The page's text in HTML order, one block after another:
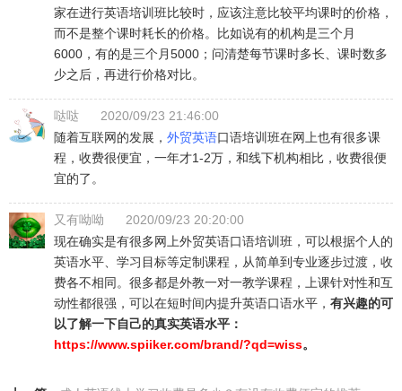
家在进行英语培训班比较时，应该注意比较平均课时的价格，
而不是整个课时耗长的价格。比如说有的机构是三个月
6000，有的是三个月5000；问清楚每节课时多长、课时数多
少之后，再进行价格对比。
哒哒
2020/09/23 21:46:00
随着互联网的发展， 外贸英语口语培训班在网上也有很多课
程，收费很便宜，一年才1-2万，和线下机构相比，收费很便
宜的了。
又有呦呦
2020/09/23 20:20:00
现在确实是有很多网上外贸英语口语培训班，可以根据个人的
英语水平、学习目标等定制课程，从简单到专业逐步过渡，收
费各不相同。很多都是外教一对一教学课程，上课针对性和互
动性都很强，可以在短时间内提升英语口语水平， 有兴趣的可
以了解一下自己的真实英语水平：
https://www.spiiker.com/brand/?qd=wiss。